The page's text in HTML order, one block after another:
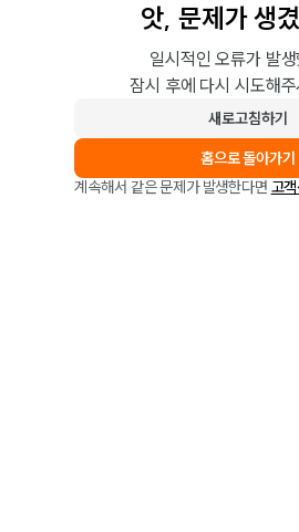
앗, 문제가 생
일시적인 오류가 발
잠시 후에 다시 시도해
새로고침하기
홈으로 돌아가기
계속해서 같은 문제가 발생한다면 고